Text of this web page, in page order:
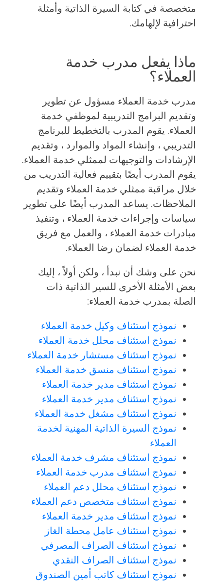
متخصصة في كتابة السيرة الذاتية وأمثلة
احترافية لإلهامك.
ماذا يفعل مدرب خدمة
العملاء؟
مدرب خدمة العملاء مسؤول عن تطوير
وتقديم البرامج التدريبية لموظفي خدمة
العملاء. يقوم المدرب بالتخطيط للبرنامج
التدريبي ، وإنشاء المواد والموارد ، وتقديم
الإرشادات والتوجيهات لممثلي خدمة العملاء.
يقوم المدرب أيضًا بتقييم فعالية التدريب من
خلال مراقبة ممثلي خدمة العملاء وتقديم
الملاحظات. يساعد المدرب أيضًا على تطوير
سياسات وإجراءات خدمة العملاء ، وتنفيذ
مبادرات خدمة العملاء ، والعمل مع فريق
خدمة العملاء لضمان رضا العملاء.
نحن على وشك أن نبدأ ، ولكن أولاً ، إليك
بعض الأمثلة الأخرى للسير الذاتية ذات
الصلة بمدرب خدمة العملاء:
نموذج استئناف وكيل خدمة العملاء
نموذج استئناف محلل خدمة العملاء
نموذج استئناف مستشار خدمة العملاء
نموذج استئناف منسق خدمة العملاء
نموذج استئناف مدير خدمة العملاء
نموذج استئناف مدير خدمة العملاء
نموذج استئناف مشغل خدمة العملاء
نموذج السيرة الذاتية المهنية لخدمة
العملاء
نموذج استئناف مشرف خدمة العملاء
نموذج استئناف مدرب خدمة العملاء
نموذج استئناف محلل دعم العملاء
نموذج استئناف متخصص دعم العملاء
نموذج استئناف مدير خدمة العملاء
نموذج استئناف عامل محطة الغاز
نموذج استئناف الصراف المصرفي
نموذج استئناف الصراف النقدي
نموذج استئناف كاتب أمين الصندوق